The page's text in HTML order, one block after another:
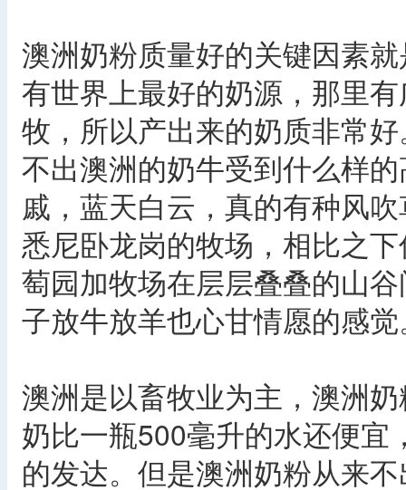
澳洲奶粉质量好的关键因素
有世界上最好的奶源，那里
牧，所以产出来的奶质非常
不出澳洲的奶牛受到什么样
戚，蓝天白云，真的有种风
悉尼卧龙岗的牧场，相比之
萄园加牧场在层层叠叠的山
子放牛放羊也心甘情愿的感
澳洲是以畜牧业为主，澳洲
奶比一瓶500毫升的水还便
的发达。但是澳洲奶粉从来